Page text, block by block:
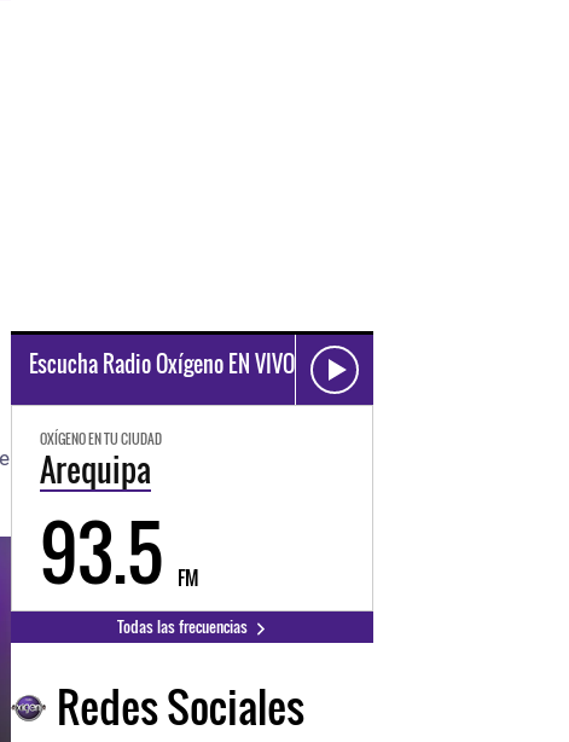
Escucha Radio Oxígeno EN VIVO
OXÍGENO EN TU CIUDAD
Arequipa
93.5 FM
Todas las frecuencias
Redes Sociales